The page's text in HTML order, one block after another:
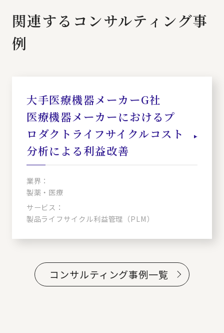
関連するコンサルティング事
例
大手医療機器メーカーG社
医療機器メーカーにおけるプ
ロダクトライフサイクルコスト
分析による利益改善
業界：
製薬・医療
サービス：
製品ライフサイクル利益管理（PLM）
コンサルティング事例一覧